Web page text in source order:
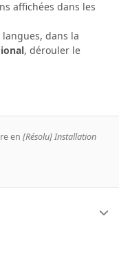
affichées dans les
dans la
, dérouler le
en [Résolu] Installation